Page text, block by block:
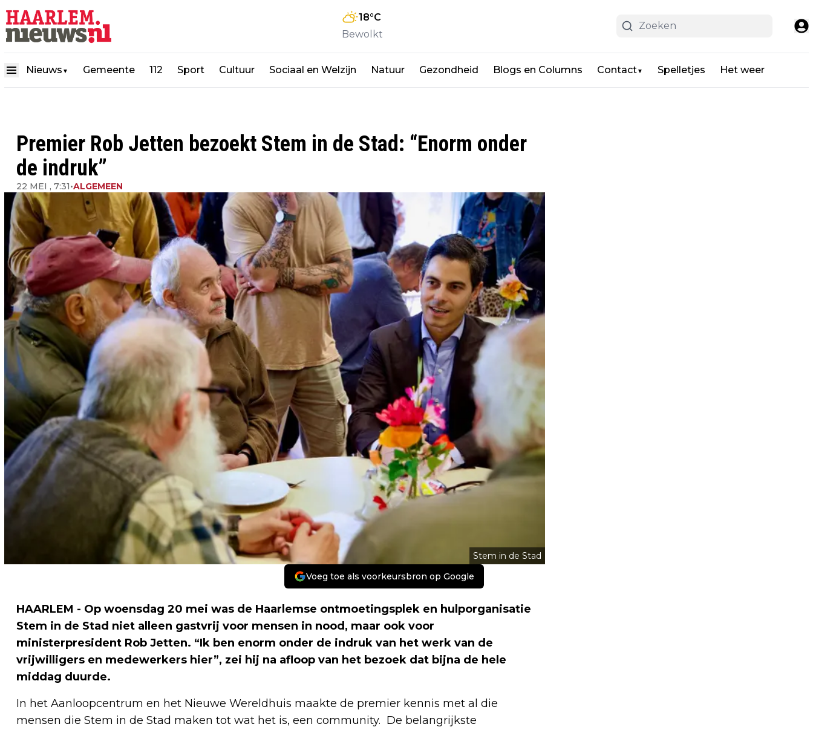
18°C
Bewolkt
Nieuws ▼ Gemeente 112 Sport Cultuur Sociaal en Welzijn Natuur Gezondheid Blogs en Columns Contact▼ Spelletjes Het weer
Premier Rob Jetten bezoekt Stem in de Stad: “Enorm onder
de indruk”
22 MEI , 7:31•ALGEMEEN
Stem in de Stad
Voeg toe als voorkeursbron op Google
HAARLEM - Op woensdag 20 mei was de Haarlemse ontmoetingsplek en hulporganisatie
Stem in de Stad niet alleen gastvrij voor mensen in nood, maar ook voor
ministerpresident Rob Jetten. “Ik ben enorm onder de indruk van het werk van de
vrijwilligers en medewerkers hier”, zei hij na afloop van het bezoek dat bijna de hele
middag duurde.
In het Aanloopcentrum en het Nieuwe Wereldhuis maakte de premier kennis met al die
mensen die Stem in de Stad maken tot wat het is, een community. De belangrijkste